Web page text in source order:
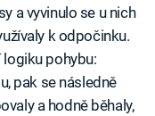
a vyvinulo se u nich
k odpočinku.
pohybu:
pak se následně
a hodně běhaly,